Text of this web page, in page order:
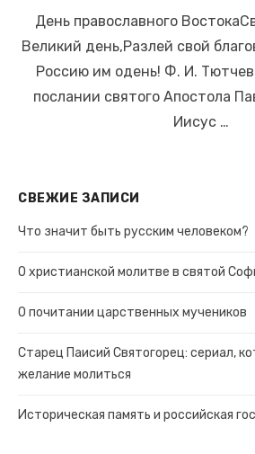
День православного
Великий день,Разлей свой
Россию им одень! Ф. И. Тютчев
послании святого Апостола
Иисус …
СВЕЖИЕ ЗАПИСИ
Что значит быть русским человеком?
О христианской молитве в святой
О почитании царственных мучеников
Старец Паисий Святогорец: сериал,
желание молиться
Историческая память и российская